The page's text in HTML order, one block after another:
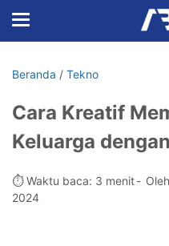
Beranda / Tekno
Cara Kreatif
Keluarga
⏱️ Waktu baca: 3 menit
2024